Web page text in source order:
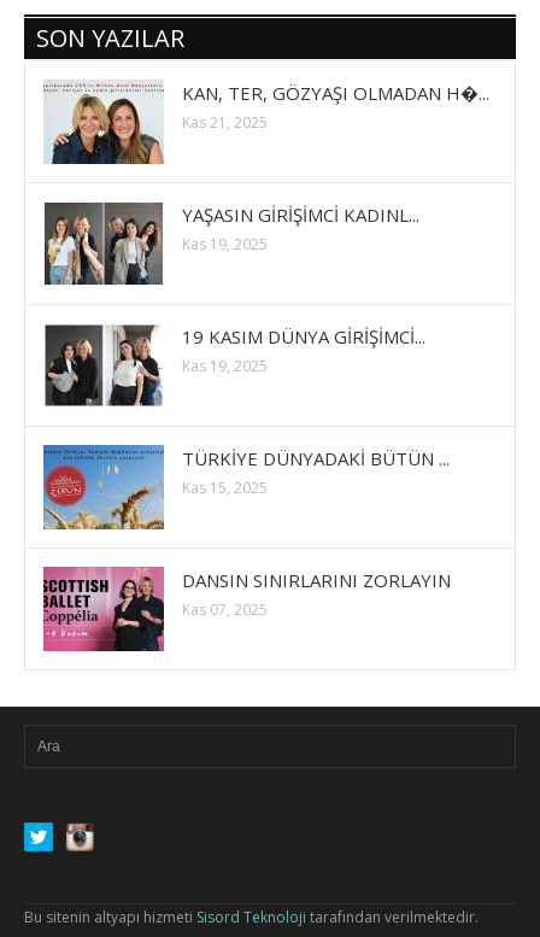
SON YAZILAR
KAN, TER, GÖZYAŞI OLMADAN H�...
Kas 21, 2025
YAŞASIN GİRİŞİMCİ KADINL...
Kas 19, 2025
19 KASIM DÜNYA GİRİŞİMCİ...
Kas 19, 2025
TÜRKİYE DÜNYADAKİ BÜTÜN ...
Kas 15, 2025
DANSIN SINIRLARINI ZORLAYIN
Kas 07, 2025
Bu sitenin altyapı hizmeti Sisord Teknoloji tarafından verilmektedir.